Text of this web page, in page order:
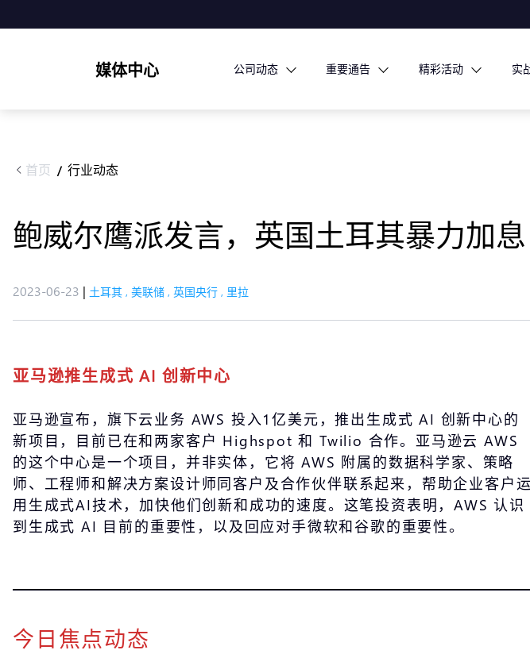
媒体中心 公司动态 重要通告 精彩活动 实
首页 / 行业动态
鲍威尔鹰派发言，英国土耳其暴力加息
2023-06-23 | 土耳其 , 美联储 , 英国央行 , 里拉
亚马逊推生成式 AI 创新中心
亚马逊宣布，旗下云业务 AWS 投入1亿美元，推出生成式 AI 创新中心的
新项目，目前已在和两家客户 Highspot 和 Twilio 合作。亚马逊云 AWS
的这个中心是一个项目，并非实体，它将 AWS 附属的数据科学家、策略
师、工程师和解决方案设计师同客户及合作伙伴联系起来，帮助企业客户运
用生成式AI技术，加快他们创新和成功的速度。这笔投资表明，AWS 认识
到生成式 AI 目前的重要性，以及回应对手微软和谷歌的重要性。
今日焦点动态